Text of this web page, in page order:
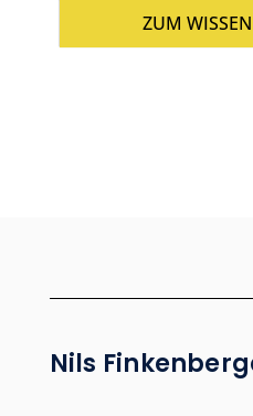
ZUM WISSEN
Nils